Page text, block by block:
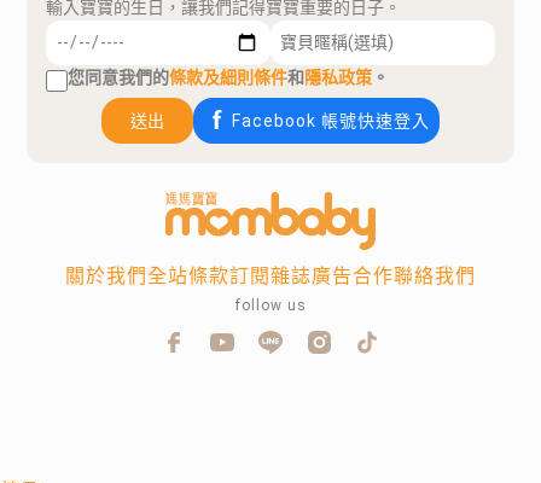
輸入寶寶的生日，讓我們記得寶寶重要的日子。
您同意我們的條款及細則條件和隱私政策 。
送出 Facebook 帳號快速登入
關於我們全站條款訂閱雜誌廣告合作聯絡我們
follow us